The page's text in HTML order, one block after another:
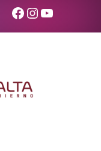
Facebook
Instagram
YouTube